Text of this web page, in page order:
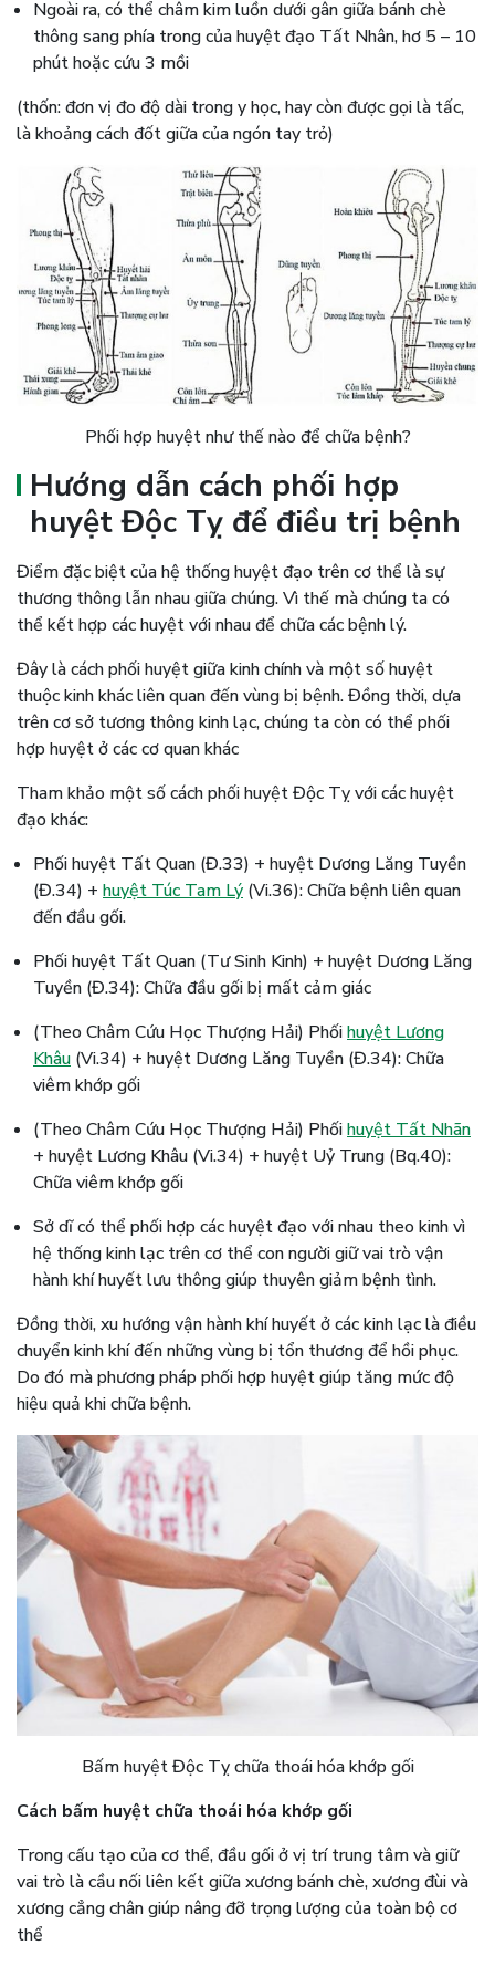
Ngoài ra, có thể châm kim luồn dưới gân giữa bánh chè
thông sang phía trong của huyệt đạo Tất Nhân, hơ 5 – 10
phút hoặc cứu 3 mồi
(thốn: đơn vị đo độ dài trong y học, hay còn được gọi là tấc,
là khoảng cách đốt giữa của ngón tay trỏ)
Phối hợp huyệt như thế nào để chữa bệnh?
Hướng dẫn cách phối hợp
huyệt Độc Tỵ để điều trị bệnh
Điểm đặc biệt của hệ thống huyệt đạo trên cơ thể là sự
thương thông lẫn nhau giữa chúng. Vì thế mà chúng ta có
thể kết hợp các huyệt với nhau để chữa các bệnh lý.
Đây là cách phối huyệt giữa kinh chính và một số huyệt
thuộc kinh khác liên quan đến vùng bị bệnh. Đồng thời, dựa
trên cơ sở tương thông kinh lạc, chúng ta còn có thể phối
hợp huyệt ở các cơ quan khác
Tham khảo một số cách phối huyệt Độc Tỵ với các huyệt
đạo khác:
Phối huyệt Tất Quan (Đ.33) + huyệt Dương Lăng Tuyền
(Đ.34) + huyệt Túc Tam Lý (Vi.36): Chữa bệnh liên quan
đến đầu gối.
Phối huyệt Tất Quan (Tư Sinh Kinh) + huyệt Dương Lăng
Tuyền (Đ.34): Chữa đầu gối bị mất cảm giác
(Theo Châm Cứu Học Thượng Hải) Phốihuyệt Lương
Khâu (Vi.34) + huyệt Dương Lăng Tuyền (Đ.34): Chữa
viêm khớp gối
(Theo Châm Cứu Học Thượng Hải) Phốihuyệt Tất Nhãn
+ huyệt Lương Khâu (Vi.34) + huyệt Uỷ Trung (Bq.40):
Chữa viêm khớp gối
Sở dĩ có thể phối hợp các huyệt đạo với nhau theo kinh vì
hệ thống kinh lạc trên cơ thể con người giữ vai trò vận
hành khí huyết lưu thông giúp thuyên giảm bệnh tình.
Đồng thời, xu hướng vận hành khí huyết ở các kinh lạc là điều
chuyển kinh khí đến những vùng bị tổn thương để hồi phục.
Do đó mà phương pháp phối hợp huyệt giúp tăng mức độ
hiệu quả khi chữa bệnh.
Bấm huyệt Độc Tỵ chữa thoái hóa khớp gối
Cách bấm huyệt chữa thoái hóa khớp gối
Trong cấu tạo của cơ thể, đầu gối ở vị trí trung tâm và giữ
vai trò là cầu nối liên kết giữa xương bánh chè, xương đùi và
xương cẳng chân giúp nâng đỡ trọng lượng của toàn bộ cơ
thể